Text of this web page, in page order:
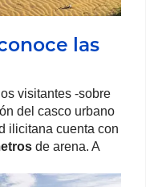
las
visitantes -sobre
del casco urbano
ilicitana cuenta con
de arena. A